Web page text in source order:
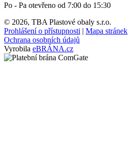
Po - Pa otevřeno od 7:00 do 15:30
© 2026, TBA Plastové obaly s.r.o.
Prohlášení o přístupnosti | Mapa stránek
Ochrana osobních údajů
Vyrobila eBRÁNA.cz